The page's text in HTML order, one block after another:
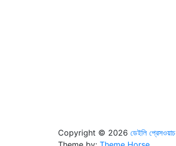
Copyright © 2026 ডেইলি প্রেসওয়াচ